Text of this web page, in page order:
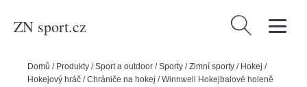
ZN sport.cz Vyhledávání
Domů / Produkty /Sport a outdoor /Sporty /Zimní sporty / Hokej /
Hokejový hráč /Chrániče na hokej /Winnwell Hokejbalové holeně